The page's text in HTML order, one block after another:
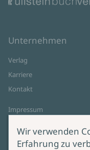
Unternehmen
Verlag
Karriere
Kontakt
Impressum
Cookie-Einstellungen
Wir verwenden
Erfahrung zu